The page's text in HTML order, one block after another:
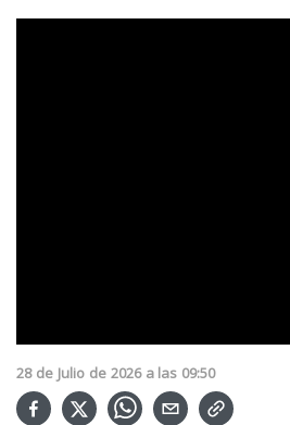
28 de Julio de 2026 a las 09:50